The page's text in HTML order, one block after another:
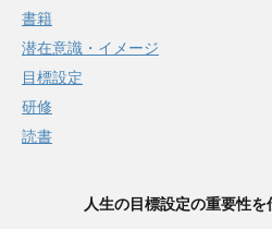
書籍
潜在意識・イメージ
目標設定
研修
読書
人生の目標設定の重要性